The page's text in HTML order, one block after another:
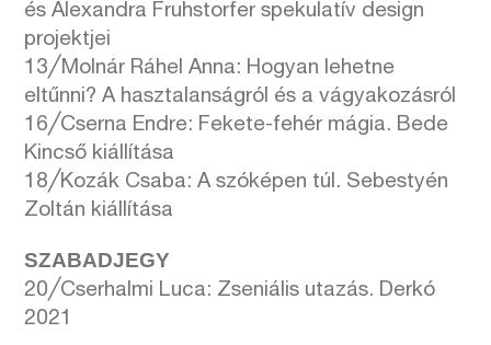
és Alexandra Fruhstorfer spekulatív design
projektjei
13╱Molnár Ráhel Anna: Hogyan lehetne
eltűnni? A hasztalanságról és a vágyakozásról
16╱Cserna Endre: Fekete-fehér mágia. Bede
Kincső kiállítása
18╱Kozák Csaba: A szóképen túl. Sebestyén
Zoltán kiállítása
SZABADJEGY
20╱Cserhalmi Luca: Zseniális utazás. Derkó
2021